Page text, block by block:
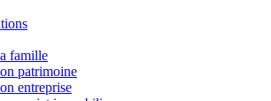
famille
patrimoine
entreprise